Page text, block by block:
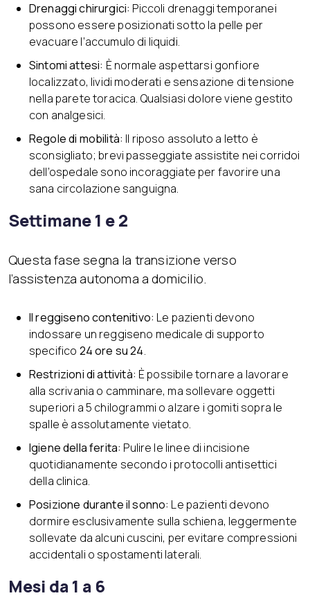
Drenaggi chirurgici: Piccoli drenaggi temporanei
possono essere posizionati sotto la pelle per
evacuare l’accumulo di liquidi.
Sintomi attesi: È normale aspettarsi gonfiore
localizzato, lividi moderati e sensazione di tensione
nella parete toracica. Qualsiasi dolore viene gestito
con analgesici.
Regole di mobilità: Il riposo assoluto a letto è
sconsigliato; brevi passeggiate assistite nei corridoi
dell’ospedale sono incoraggiate per favorire una
sana circolazione sanguigna.
Settimane 1 e 2
Questa fase segna la transizione verso
l’assistenza autonoma a domicilio.
Il reggiseno contenitivo: Le pazienti devono
indossare un reggiseno medicale di supporto
specifico 24 ore su 24.
Restrizioni di attività: È possibile tornare a lavorare
alla scrivania o camminare, ma sollevare oggetti
superiori a 5 chilogrammi o alzare i gomiti sopra le
spalle è assolutamente vietato.
Igiene della ferita: Pulire le linee di incisione
quotidianamente secondo i protocolli antisettici
della clinica.
Posizione durante il sonno: Le pazienti devono
dormire esclusivamente sulla schiena, leggermente
sollevate da alcuni cuscini, per evitare compressioni
accidentali o spostamenti laterali.
Mesi da 1 a 6